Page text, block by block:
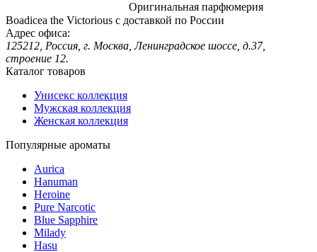
Оригинальная парфюмерия
Boadicea the Victorious с доставкой по России
Адрес офиса:
125212, Россия, г. Москва, Ленинградское шоссе, д.37,
строение 12.
Каталог товаров
Унисекс коллекция
Мужская коллекция
Женская коллекция
Популярные ароматы
Aurica
Hanuman
Heroine
Pure Narcotic
Blue Sapphire
Milady
Hasu